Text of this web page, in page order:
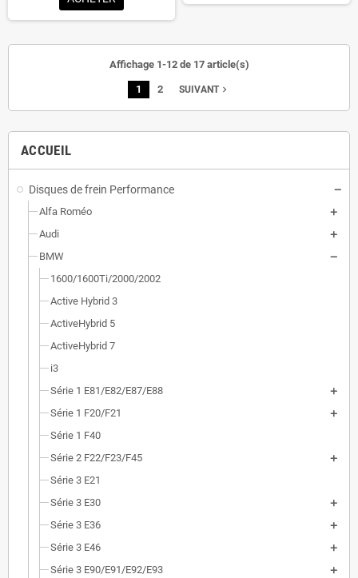
ACCUEIL
Disques de frein Performance
Alfa Roméo
Audi
BMW
1600/1600Ti/2000/2002
Active Hybrid 3
ActiveHybrid 5
ActiveHybrid 7
i3
Série 1 E81/E82/E87/E88
Série 1 F20/F21
Série 1 F40
Série 2 F22/F23/F45
Série 3 E21
Série 3 E30
Série 3 E36
Série 3 E46
Série 3 E90/E91/E92/E93
Affichage 1-12 de 17 article(s)
1 2 SUIVANTnavigate_next